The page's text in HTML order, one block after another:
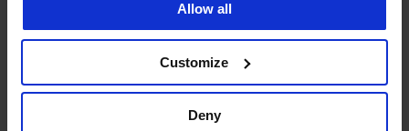
Allow all
Customize
Deny